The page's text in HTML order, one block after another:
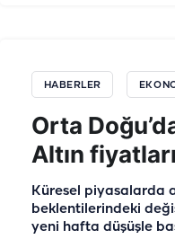
HABERLER
Orta
Altın
Küresel piyasalarda
beklentilerindeki
yeni hafta düşüşle